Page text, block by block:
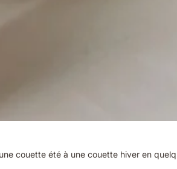
couette été à une couette hiver en